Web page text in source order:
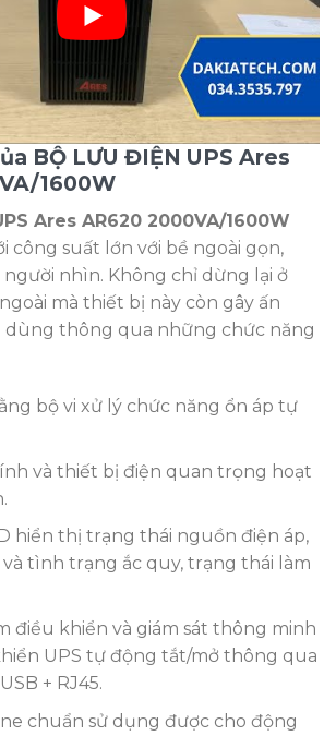
BỘ LƯU ĐIỆN UPS Ares
1600W
Ares AR620 2000VA/1600W
công suất lớn với bề ngoài gọn,
nhìn. Không chỉ dừng lại ở
mà thiết bị này còn gây ấn
dùng thông qua những chức năng
bộ vi xử lý chức năng ổn áp tự
và thiết bị điện quan trọng hoạt
hiển thị trạng thái nguồn điện áp,
tình trạng ắc quy, trạng thái làm
điều khiển và giám sát thông minh
UPS tự động tắt/mở thông qua
+ RJ45.
chuẩn sử dụng được cho động